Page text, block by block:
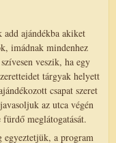
add ajándékba akiket
imádnak mindenhez
veszik, ha egy
tárgyak helyett
csapat szeret
az utca végén
meglátogatását.
egyeztetjük, a program